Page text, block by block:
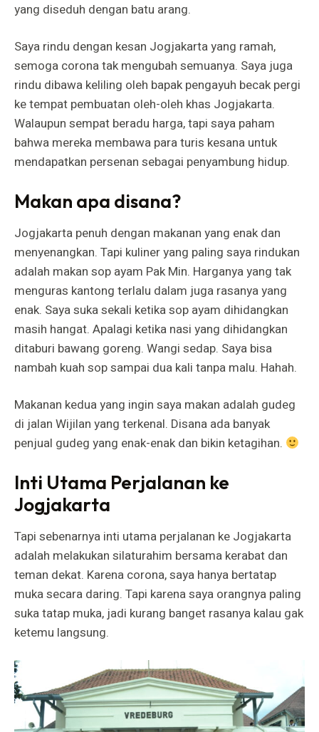
yang diseduh dengan batu arang.
Saya rindu dengan kesan Jogjakarta yang ramah,
semoga corona tak mengubah semuanya. Saya juga
rindu dibawa keliling oleh bapak pengayuh becak pergi
ke tempat pembuatan oleh-oleh khas Jogjakarta.
Walaupun sempat beradu harga, tapi saya paham
bahwa mereka membawa para turis kesana untuk
mendapatkan persenan sebagai penyambung hidup.
Makan apa disana?
Jogjakarta penuh dengan makanan yang enak dan
menyenangkan. Tapi kuliner yang paling saya rindukan
adalah makan sop ayam Pak Min. Harganya yang tak
menguras kantong terlalu dalam juga rasanya yang
enak. Saya suka sekali ketika sop ayam dihidangkan
masih hangat. Apalagi ketika nasi yang dihidangkan
ditaburi bawang goreng. Wangi sedap. Saya bisa
nambah kuah sop sampai dua kali tanpa malu. Hahah.
Makanan kedua yang ingin saya makan adalah gudeg
di jalan Wijilan yang terkenal. Disana ada banyak
penjual gudeg yang enak-enak dan bikin ketagihan.
Inti Utama Perjalanan ke
Jogjakarta
Tapi sebenarnya inti utama perjalanan ke Jogjakarta
adalah melakukan silaturahim bersama kerabat dan
teman dekat. Karena corona, saya hanya bertatap
muka secara daring. Tapi karena saya orangnya paling
suka tatap muka, jadi kurang banget rasanya kalau gak
ketemu langsung.